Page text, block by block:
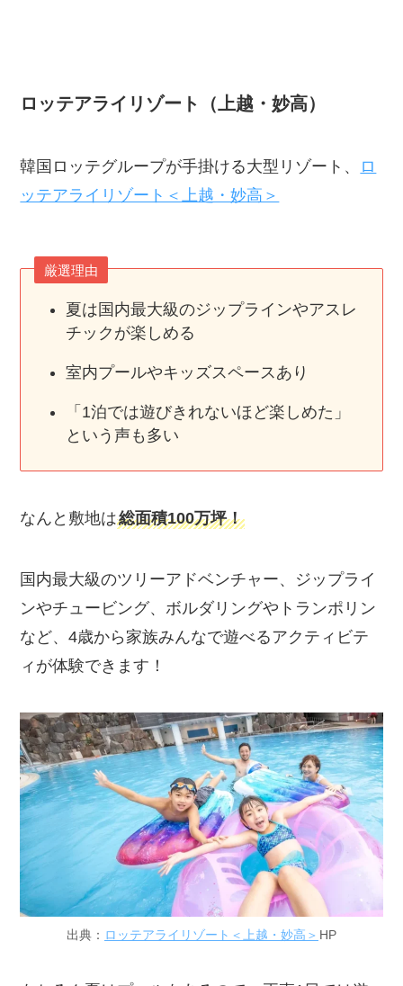
ロッテアライリゾート（上越・妙高）
韓国ロッテグループが手掛ける大型リゾート、
ロ
ッテアライリゾート＜上越・妙高＞
厳選理由
夏は国内最大級のジップラインやアスレ
チックが楽しめる
室内プールやキッズスペースあり
「1泊では遊びきれないほど楽しめた」
という声も多い
なんと敷地は総面積100万坪！
国内最大級のツリーアドベンチャー、ジップライ
ンやチュービング、ボルダリングやトランポリン
など、4歳から家族みんなで遊べるアクティビテ
ィが体験できます！
出典： ロッテアライリゾート＜上越・妙高＞ HP